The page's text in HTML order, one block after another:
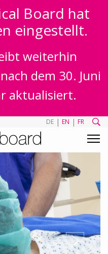
Board hat
eingestellt.
weiterhin
dem 30. Juni
aktualisiert.
DE | EN | FR